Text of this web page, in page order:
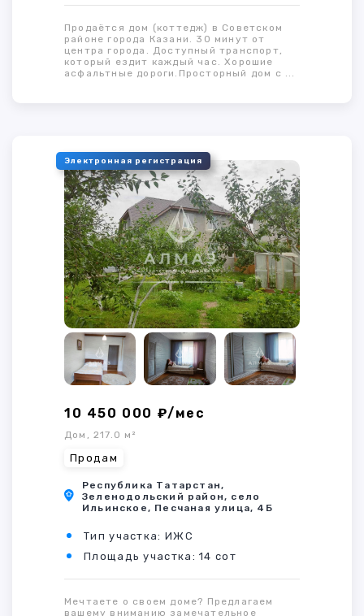
Продаётся дом (коттедж) в Советском
районе города Казани. 30 минут от
центра города. Доступный транспорт,
который ездит каждый час. Хорошие
асфальтные дороги.Просторный дом с ...
Электронная регистрация
10 450 000 ₽/мес
Дом, 217.0 м²
Продам
Республика Татарстан,
Зеленодольский район, село
Ильинское, Песчаная улица, 4Б
Тип участка: ИЖС
Площадь участка: 14 сот
Мечтаете о своем доме? Предлагаем
вашему вниманию замечательное